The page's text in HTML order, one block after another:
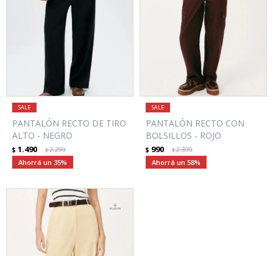
PANTALÓN RECTO DE TIRO
ALTO - NEGRO
$ 1.490 $2.299
35
PANTALÓN RECTO CON
BOLSILLOS - ROJO
$ 990 $2.399
58